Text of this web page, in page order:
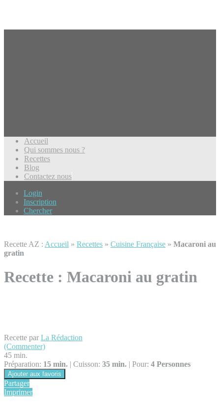
Accueil
Qui sommes nous ?
Recettes
Blog
Contactez nous
Login
Inscription
Chercher
Recette AZ : Accueil » Recettes » Cuisine Française » Macaroni au
gratin
Recette : Macaroni au gratin
Recette par La Rédaction
(Commenter)
45 min.
Préparation: 15 min. | Cuisson: 35 min. | Pour: 4 Personnes
Ajouter aux favoris
Partager
Imprimer